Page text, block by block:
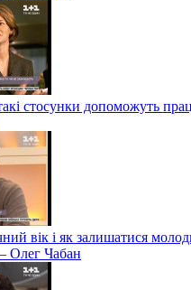
стосунки допоможуть
вік і як залишатися
Олег Чабан